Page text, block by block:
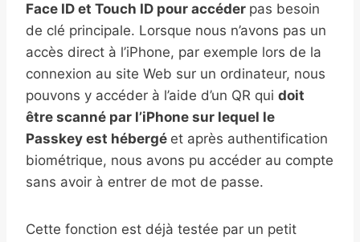
Face ID et Touch ID pour accéder pas besoin
de clé principale. Lorsque nous n’avons pas un
accès direct à l’iPhone, par exemple lors de la
connexion au site Web sur un ordinateur, nous
pouvons y accéder à l’aide d’un QR qui doit
être scanné par l’iPhone sur lequel le
Passkey est hébergé et après authentification
biométrique, nous avons pu accéder au compte
sans avoir à entrer de mot de passe.
Cette fonction est déjà testée par un petit